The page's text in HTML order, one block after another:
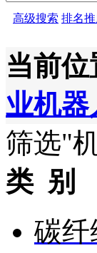
高级搜索 排名
当前位
业机
筛选"
类 别
碳纤